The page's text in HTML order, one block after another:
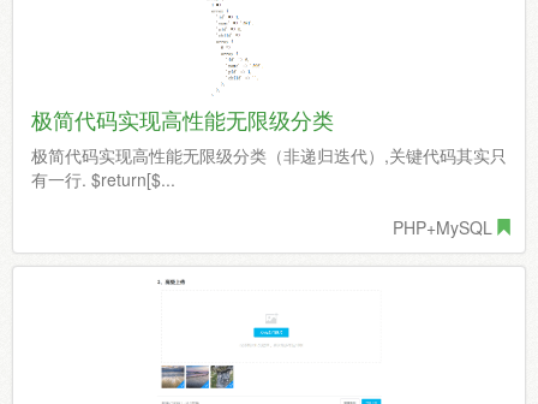
极简代码实现高性能无限级分类
极简代码实现高性能无限级分类（非递归迭代）,关键代码其实只
有一行. $return[$...
PHP+MySQL